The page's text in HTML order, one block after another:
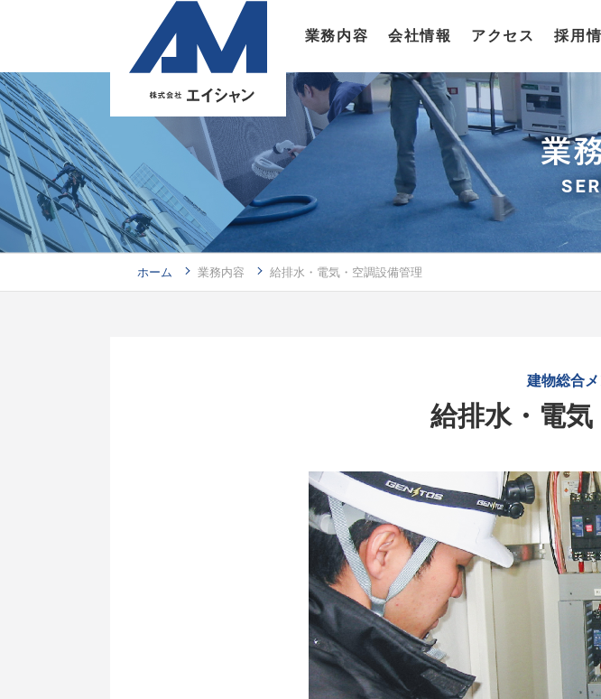
業務内容 会社情報 アクセス 採用
給排水・電気・空調設備管理
ホーム 業務内容 給排水・電気・空調設備管理
建物総合
給排水・電